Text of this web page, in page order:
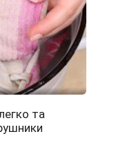
та